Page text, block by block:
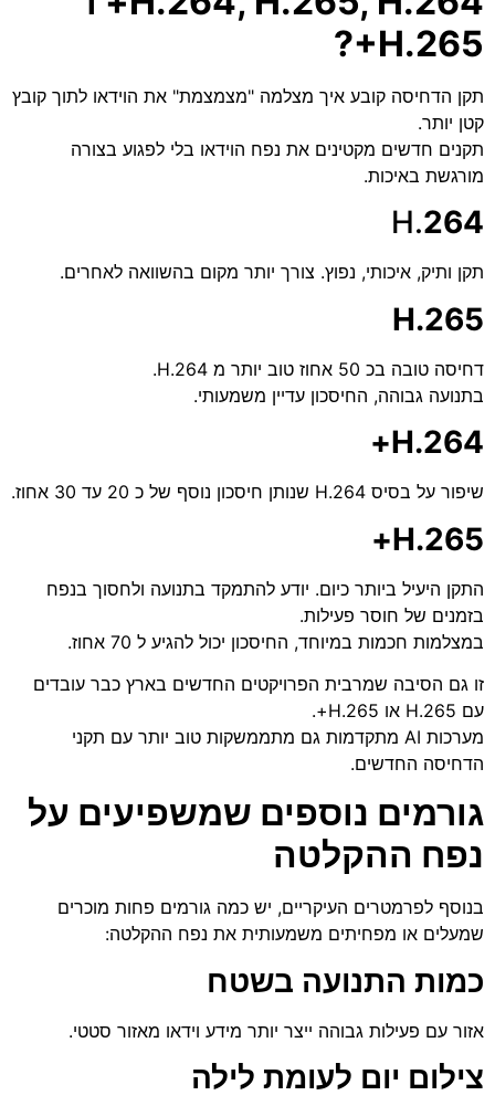
H.265+?
תקן הדחיסה קובע איך מצלמה "מצמצמת" את הוידאו לתוך קובץ
קטן יותר.
תקנים חדשים מקטינים את נפח הוידאו בלי לפגוע בצורה
מורגשת באיכות.
H.264
תקן ותיק, איכותי, נפוץ. צורך יותר מקום בהשוואה לאחרים.
H.265
דחיסה טובה בכ 50 אחוז טוב יותר מ H.264.
בתנועה גבוהה, החיסכון עדיין משמעותי.
H.264+
שיפור על בסיס H.264 שנותן חיסכון נוסף של כ 20 עד 30 אחוז.
H.265+
התקן היעיל ביותר כיום. יודע להתמקד בתנועה ולחסוך בנפח
בזמנים של חוסר פעילות.
במצלמות חכמות במיוחד, החיסכון יכול להגיע ל 70 אחוז.
זו גם הסיבה שמרבית הפרויקטים החדשים בארץ כבר עובדים
עם H.265 או H.265+.
מערכות AI מתקדמות גם מתממשקות טוב יותר עם תקני
הדחיסה החדשים.
גורמים נוספים שמשפיעים על
נפח ההקלטה
בנוסף לפרמטרים העיקריים, יש כמה גורמים פחות מוכרים
שמעלים או מפחיתים משמעותית את נפח ההקלטה:
כמות התנועה בשטח
אזור עם פעילות גבוהה ייצר יותר מידע וידאו מאזור סטטי.
צילום יום לעומת לילה